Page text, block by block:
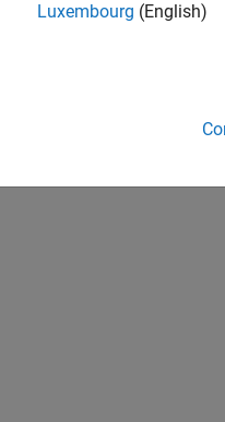
Luxembourg (English)